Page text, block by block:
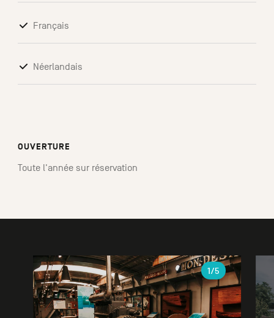
Français
Néerlandais
OUVERTURE
Toute l'année sur réservation
Galerie
1/5